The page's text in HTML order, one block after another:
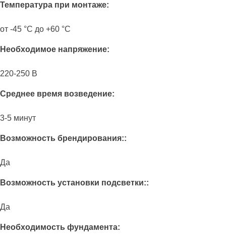
Температура при монтаже:
от -45 °C до +60 °C
Необходимое напряжение:
220-250 В
Среднее время возведение:
3-5 минут
Возможность брендирования::
Да
Возможность установки подсветки::
Да
Необходимость фундамента: